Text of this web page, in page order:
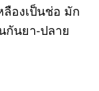
องเป็นช่อ มัก
กันยา-ปลาย